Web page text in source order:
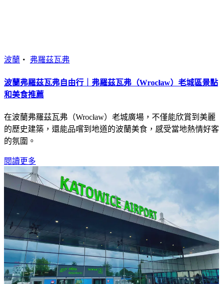
波蘭 ・ 弗羅茲瓦弗
波蘭弗羅茲瓦弗自由行｜弗羅茲瓦弗（Wrocław）老城區景點
和美食推薦
在波蘭弗羅茲瓦弗（Wrocław）老城廣場，不僅能欣賞到美麗
的歷史建築，還能品嚐到地道的波蘭美食，感受當地熱情好客
的氛圍。
閱讀更多